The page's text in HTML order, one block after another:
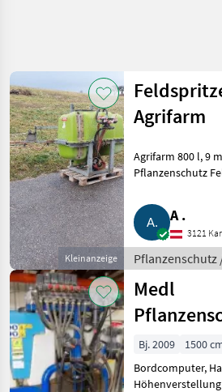
Kategorie 4 Land 2
AKTUELLER
PFAD
Landtechnik
Pflanzenschutz
Feldspritzen
KATEGORIE
WÄHLEN
Sonstige
33
Jessernigg
Rau
10
Zurücksetzen
Ergebnisse
anzeigen
Kleinanzeige
Agrifarm
Agrifarm 800 l, 9 m Balken.
Pflanzenschutz
A .
3121
Pflanzenschutz
Feldspritzen
Medl
800/15
Bj. 2009
1500
Bordcomputer,